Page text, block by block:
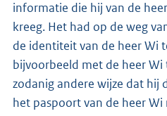
informatie die hij van de
kreeg. Het had op de weg
de identiteit van de heer Wi
bijvoorbeeld met de heer
zodanig andere wijze dat hij
het paspoort van de heer